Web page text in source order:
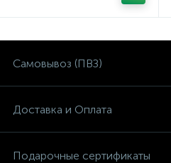
Самовывоз (ПВЗ)
Доставка и Оплата
Подарочные сертификаты